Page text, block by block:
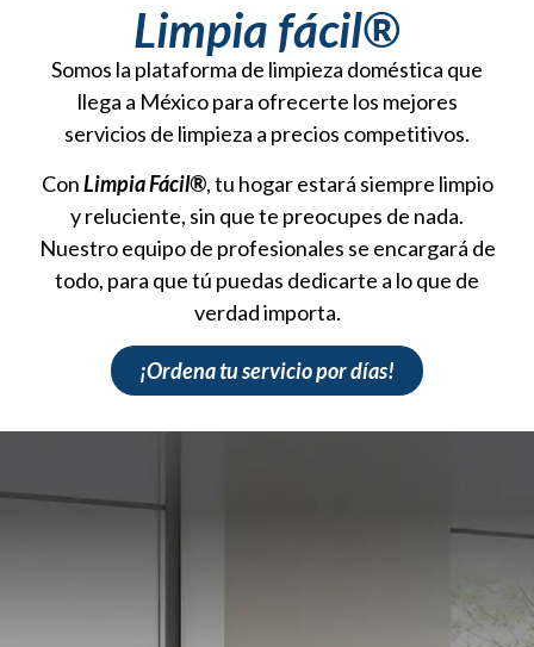
Limpia fácil®
Somos la plataforma de limpieza doméstica que
llega a México para ofrecerte los mejores
servicios de limpieza a precios competitivos.
ConLimpia Fácil®, tu hogar estará siempre limpio
y reluciente, sin que te preocupes de nada.
Nuestro equipo de profesionales se encargará de
todo, para que tú puedas dedicarte a lo que de
verdad importa.
¡Ordena tu servicio por días!